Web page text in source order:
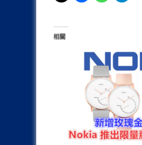
相關